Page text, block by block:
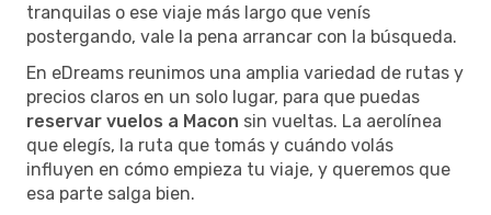
tranquilas o ese viaje más largo que venís
postergando, vale la pena arrancar con la búsqueda.
En eDreams reunimos una amplia variedad de rutas y
precios claros en un solo lugar, para que puedas
reservar vuelos a Macon sin vueltas. La aerolínea
que elegís, la ruta que tomás y cuándo volás
influyen en cómo empieza tu viaje, y queremos que
esa parte salga bien.